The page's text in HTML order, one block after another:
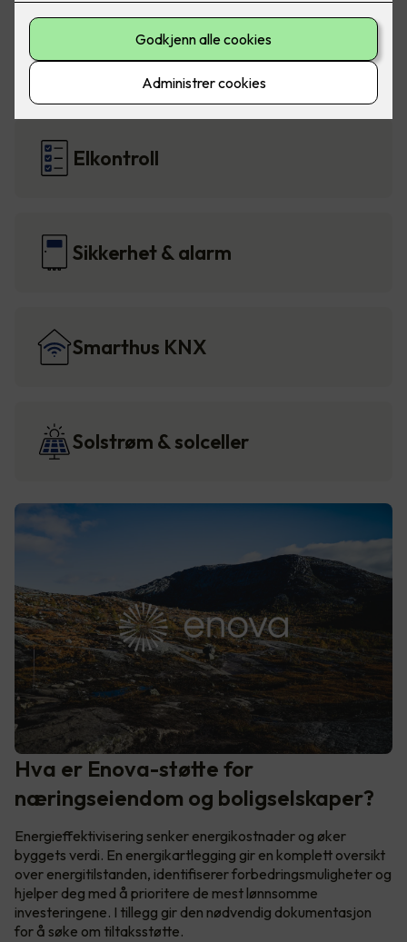
Elbillading
Elkontroll
Sikkerhet & alarm
Smarthus KNX
Solstrøm & solceller
Hva er Enova-støtte for
næringseiendom og boligselskaper?
Energieffektivisering senker energikostnader og øker
byggets verdi. En energikartlegging gir en komplett oversikt
over energitilstanden, identifiserer forbedringsmuligheter og
hjelper deg med å prioritere de mest lønnsomme
investeringene. I tillegg gir den nødvendig dokumentasjon
for å søke om tiltaksstøtte.